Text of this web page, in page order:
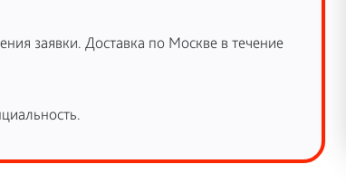
заявки. Доставка по Москве в течение